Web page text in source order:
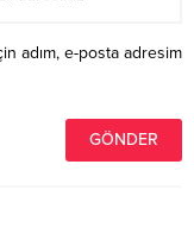
adım, e-posta adresim